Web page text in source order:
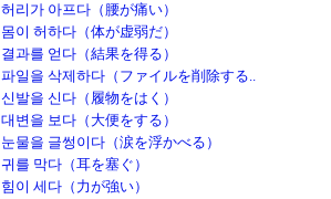
허리가 아프다（腰が痛い）
몸이 허하다（体が虚弱だ）
결과를 얻다（結果を得る）
파일을 삭제하다（ファイルを削除する..
신발을 신다（履物をはく）
대변을 보다（大便をする）
눈물을 글썽이다（涙を浮かべる）
귀를 막다（耳を塞ぐ）
힘이 세다（力が強い）